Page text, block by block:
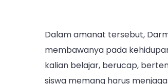
Dalam amanat tersebut,
membawanya pada
kalian belajar, berucap,
siswa memang harus